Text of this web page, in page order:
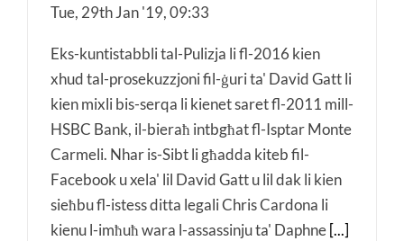
Tue, 29th Jan '19, 09:33
Eks-kuntistabbli tal-Pulizja li fl-2016 kien
xhud tal-prosekuzzjoni fil-ġuri ta' David Gatt li
kien mixli bis-serqa li kienet saret fl-2011 mill-
HSBC Bank, il-bieraħ intbgħat fl-Isptar Monte
Carmeli. Nhar is-Sibt li għadda kiteb fil-
Facebook u xela' lil David Gatt u lil dak li kien
sieħbu fl-istess ditta legali Chris Cardona li
kienu l-imħuħ wara l-assassinju ta' Daphne [...]